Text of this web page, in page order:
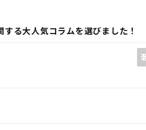
る大人気コラムを選びました！